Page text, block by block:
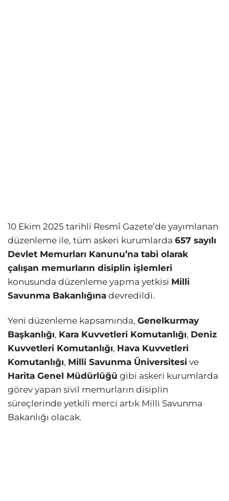
10 Ekim 2025 tarihli Resmî Gazete’de yayımlanan
düzenleme ile, tüm askeri kurumlarda 657 sayılı
Devlet Memurları Kanunu’na tabi olarak
çalışan memurların disiplin işlemleri
konusunda düzenleme yapma yetkisi Milli
Savunma Bakanlığına devredildi.
Yeni düzenleme kapsamında, Genelkurmay
Başkanlığı, Kara Kuvvetleri Komutanlığı, Deniz
Kuvvetleri Komutanlığı, Hava Kuvvetleri
Komutanlığı, Milli Savunma Üniversitesi ve
Harita Genel Müdürlüğü gibi askeri kurumlarda
görev yapan sivil memurların disiplin
süreçlerinde yetkili merci artık Milli Savunma
Bakanlığı olacak.